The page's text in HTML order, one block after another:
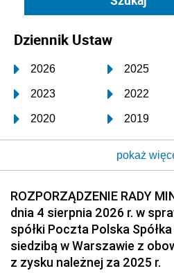
Dziennik Ustaw
2026 2025
2023 2022
2020 2019
2017 2016
2014 2013
2011 2010
2008 2007
2005 2004
2002 2001
pokaż
ROZPORZĄDZENIE RADY
dnia 4 sierpnia 2026 r. w
spółki Poczta Polska
siedzibą w Warszawie z
z zysku należnej za 2025 r.